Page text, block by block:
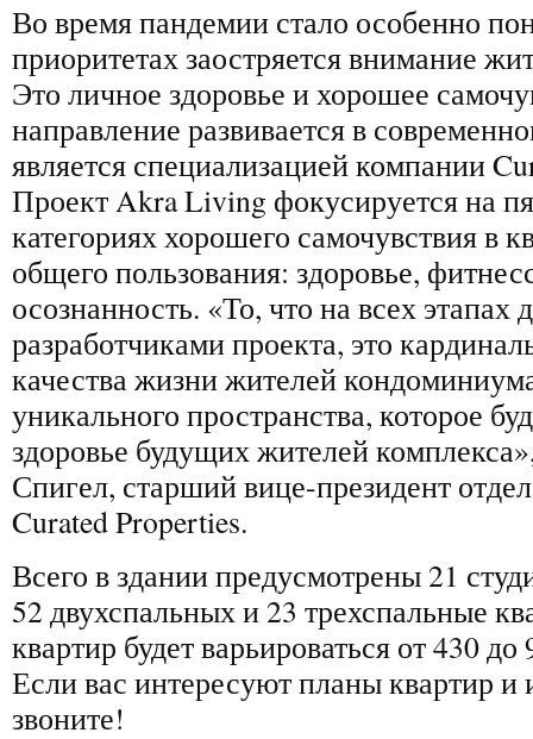
Во время пандемии стало особенно
приоритетах заостряется внимание
Это личное здоровье и хорошее
направление развивается в
является специализацией компании
Проект Akra Living фокусируется на
категориях хорошего самочувствия в
общего пользования: здоровье,
осознанность. «То, что на всех этапах
разработчиками проекта, это
качества жизни жителей
уникального пространства, которое
здоровье будущих жителей
Спигел, старший вице-президент
Curated Properties.
Всего в здании предусмотрены 21
52 двухспальных и 23 трехспальные
квартир будет варьироваться от 430
Если вас интересуют планы квартир
звоните!